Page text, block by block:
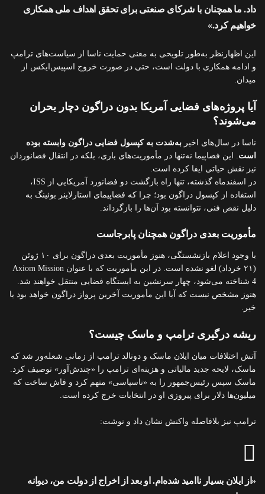
داد. ما همچنان با شرکای صنعتی برای تحقق اهداف ملی همکاری
خواهیم کرد.»
این اظهارنظر به‌طور تلویحی به معنی حمایت ناسا از سیاست‌های ترامپ
و ادامه همکاری با دولت است، حتی در صورت خروج اسپیس‌ایکس از
میدان.
آیا پروژه‌های فضایی آمریکا بدون دراگون دچار بحران
می‌شوند؟
ناسا در سال‌های اخیر به‌شدت به کپسول فضایی دراگون وابسته بوده
است . این فضاپیما نه‌تنها در مأموریت‌های باری، بلکه در انتقال فضانوردان
نیز نقش حیاتی ایفا کرده است.
در اسفندماه گذشته، تنها راه بازگشت دو فضانورد آمریکایی از ISS،
استفاده از کپسول دراگون بود؛ چرا که فضاپیمای استارلاینر بوئینگ به
دلیل نقص فنی، نتوانسته بود آن‌ها را بازگرداند.
مأموریت بعدی دراگون همچنان پابرجاست
با وجود اعلام بازنشستگی، هنوز مأموریت بعدی دراگون برای ۱۰ ژوئن
(۲۱ خرداد) لغو نشده است. در این مأموریت که با عنوان Axiom Mission
4 شناخته می‌شود، چهار سرنشین به ایستگاه فضایی منتقل خواهند شد.
هنوز مشخص نیست که آیا این مأموریت آخرین پرواز دراگون خواهد بود یا
خیر.
ریشه درگیری ترامپ و ماسک چیست؟
آتش اختلافات میان ایلان ماسک و دونالد ترامپ از زمانی شعله‌ور شد که
ماسک، لایحه جدید مالیاتی و هزینه‌ای ترامپ را «چندش‌آور» توصیف کرد.
ماسک سپس رئیس‌جمهور را به «ناسپاسی» متهم کرد و فاش ساخت که
میلیون‌ها دلار برای پیروزی او در انتخابات خرج کرده است.
ترامپ نیز بلافاصله واکنش نشان داد و نوشت:
«از ایلان بسیار ناامید شده‌ام. او بعد از اخراج از دولت من، دیوانه